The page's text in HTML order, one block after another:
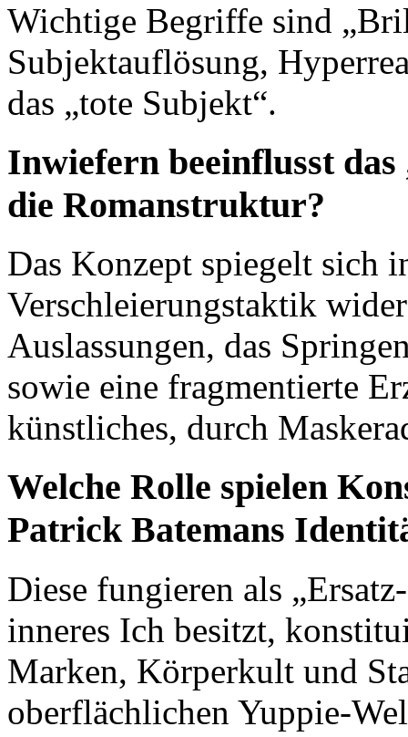
Wichtige Begriffe sind
Subjektauflösung,
das „tote Subjekt“.
Inwiefern beeinflusst
die Romanstruktur?
Das Konzept spiegelt sich
Verschleierungstaktik
Auslassungen, das
sowie eine fragmentierte
künstliches, durch
Welche Rolle spielen
Patrick Batemans
Diese fungieren als
inneres Ich besitzt,
Marken, Körperkult und
oberflächlichen Yuppie-